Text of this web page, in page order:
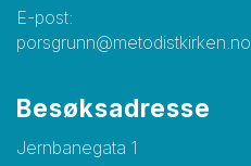
E-post:
porsgrunn@metodistkirken.no
Besøksadresse
Jernbanegata 1